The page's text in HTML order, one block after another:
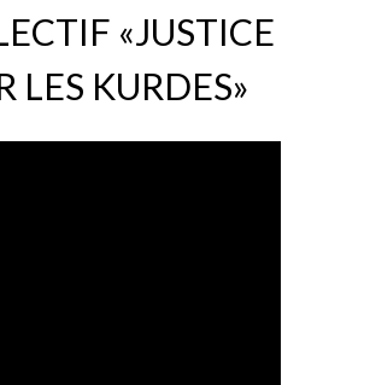
«JUSTICE
LES KURDES»